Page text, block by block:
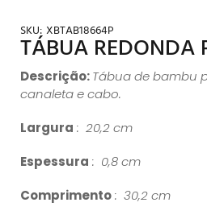
SKU: XBTAB18664P
TÁBUA REDONDA
Descrição:Tábua de bambu
canaleta e cabo.
Largura : 20,2 cm
Espessura : 0,8 cm
Comprimento: 30,2 cm